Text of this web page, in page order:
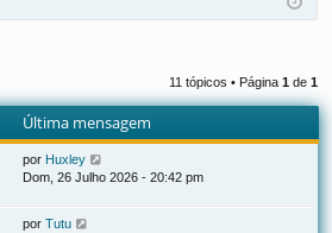
r
ra
11 tópicos • Página 1 de 1
Última mensagem
por Huxley
Dom, 26 Julho 2026 - 20:42 pm
por Tutu